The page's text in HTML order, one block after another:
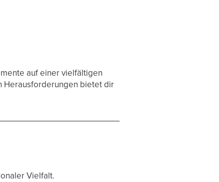
auf einer vielfältigen
Herausforderungen bietet dir
Vielfalt.